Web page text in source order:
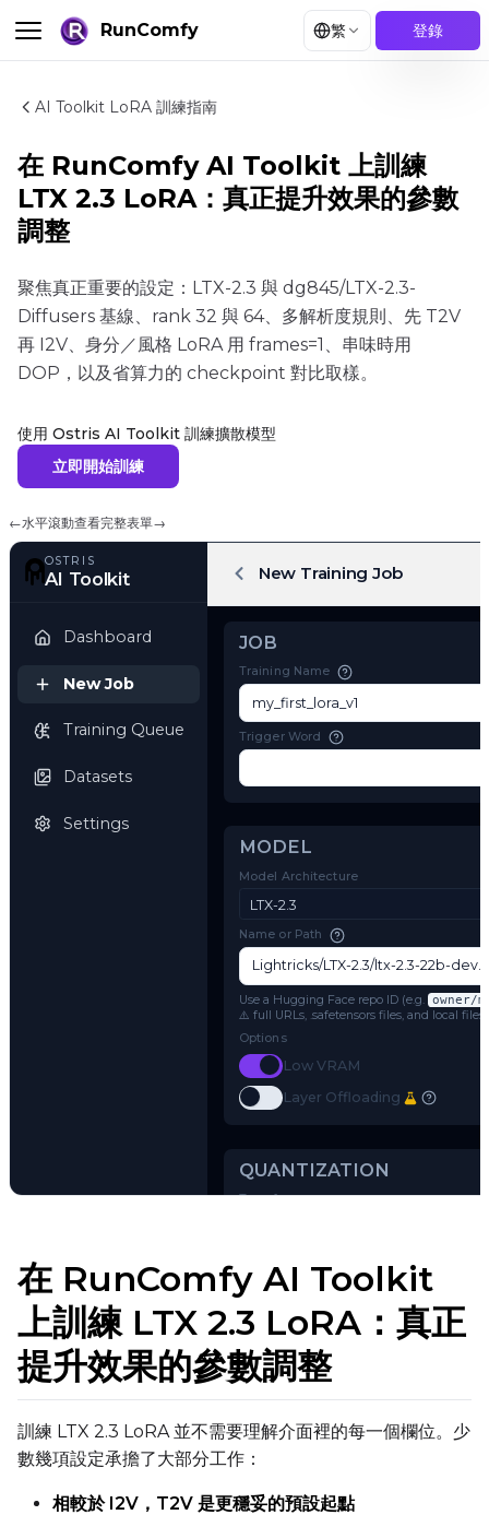
RunComfy 繁 登錄
AI Toolkit LoRA 訓練指南
在 RunComfy AI Toolkit 上訓練
LTX 2.3 LoRA：真正提升效果的參數
調整
聚焦真正重要的設定：LTX-2.3 與 dg845/LTX-2.3-
Diffusers 基線、rank 32 與 64、多解析度規則、先 T2V
再 I2V、身分／風格 LoRA 用 frames=1、串味時用
DOP，以及省算力的 checkpoint 對比取樣。
使用 Ostris AI Toolkit 訓練擴散模型
立即開始訓練
←水平滾動查看完整表單→
AI Toolkit
JOB
Training Name
MODEL
Model Architecture
LTX-2.3
Name or Path
Use a Hugging Face repo ID (e.g.
Toggle Low VRAM
QUANTIZATION
Transformer
qfloat8 (default)
Text Encoder
qfloat8 (default)
ToggleCompile Model
Compile Model
在 RunComfy AI Toolkit
上訓練 LTX 2.3 LoRA：真正
提升效果的參數調整
訓練 LTX 2.3 LoRA 並不需要理解介面裡的每一個欄位。少
數幾項設定承擔了大部分工作：
相較於 I2V，T2V 是更穩妥的預設起點